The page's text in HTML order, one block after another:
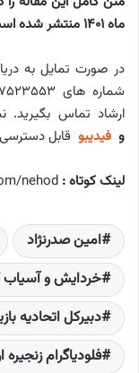
ماه 1401 منتشر شده است، بخوانید.
در صورت تمایل به
ارشاد تماس بگیرید.
و فیدیبو قابل
لینک کوتاه : nehod
امین صدرنژاد
خردایش و آسیاب
دبیرکل اتحادیه
فلودیاگرام